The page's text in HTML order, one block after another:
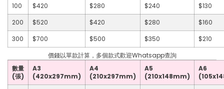
100
$420 $280 $240
$130
200
$520 $420 $280
$160
300
$700 $500 $350
$210
價錢以單款計算，多個款式歡迎Whatsapp查詢
數量
(張)
A3
(420x297mm)
A4
(210x297mm)
A5
(210x148mm)
A6